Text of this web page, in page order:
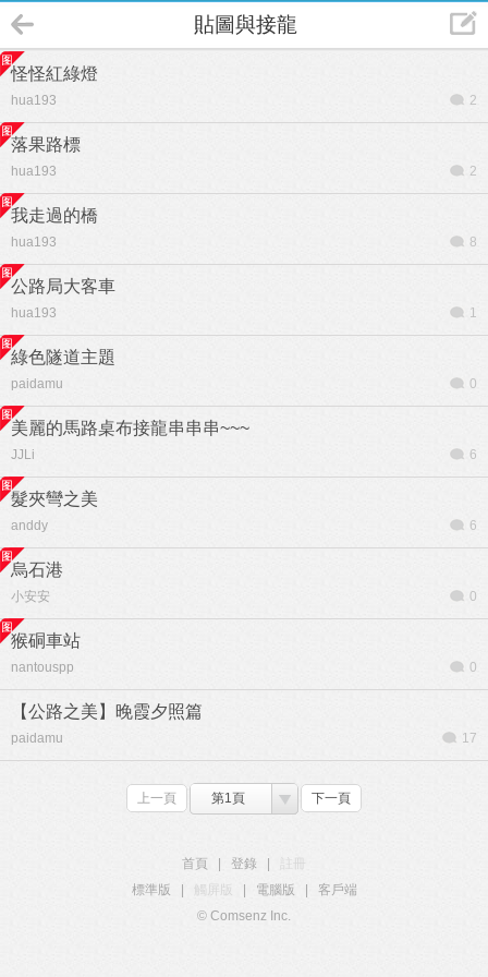
貼圖與接龍
怪怪紅綠燈
hua193 2
落果路標
hua193 2
我走過的橋
hua193 8
公路局大客車
hua193 1
綠色隧道主題
paidamu 0
美麗的馬路桌布接龍串串串~~~
JJLi 6
髮夾彎之美
anddy 6
烏石港
小安安 0
猴硐車站
nantouspp 0
【公路之美】晚霞夕照篇
paidamu 17
上一頁 第1頁 下一頁
首頁 登錄
標準版
觸屏版 電腦版
客戶端
© Comsenz Inc.